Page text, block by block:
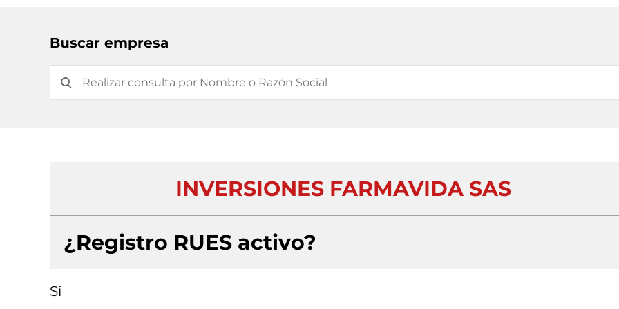
Buscar empresa
INVERSIONES FARMAVIDA SAS
¿Registro RUES activo?
Si